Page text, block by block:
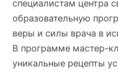
специалистам центра
образовательную
веры и силы врача в
В программе мастер-
уникальные рецепты